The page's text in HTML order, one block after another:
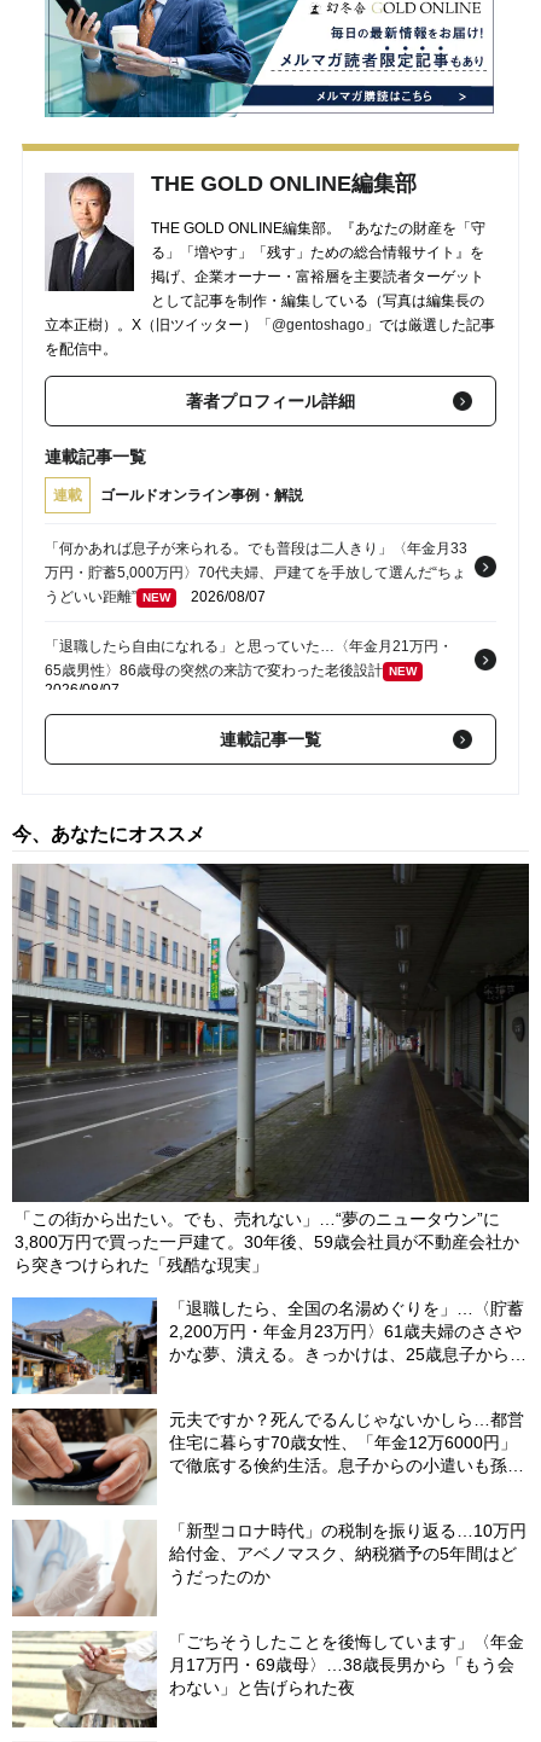
THE GOLD ONLINE編集部
THE GOLD ONLINE編集部。『あなたの財産を「守
る」「増やす」「残す」ための総合情報サイト』を
掲げ、企業オーナー・富裕層を主要読者ターゲット
として記事を制作・編集している（写真は編集長の
立本正樹）。X（旧ツイッター）
「@gentoshago」 では厳選した記事
を配信中。
著者プロフィール詳細
連載記事一覧
連載 ゴールドオンライン事例・解説
「何かあれば息子が来られる。でも普段は二人きり」〈年金月33
万円・貯蓄5,000万円〉70代夫婦、戸建てを手放して選んだ“ちょ
うどいい距離” NEW 2026/08/07
「退職したら自由になれる」と思っていた…〈年金月21万円・
65歳男性〉86歳母の突然の来訪で変わった老後設計 NEW
2026/08/07
「親だからって甘えすぎよ」〈年金月13万円・68歳母〉帰省し
た40歳長男に告げた「もう実家には泊めない」
「お母さん、何これ…？」＜年金18万円＞75歳母の家で、頭が
真っ白になった45歳娘。築45年の実家に「ゴミ屋敷の予兆」
と、渡された“絶望のメモ”
NEW
「もう二度と会えなくていい」…手取り28万円・32歳女性がス
ーツケース片手に実家を飛び出した日。きっかけは66歳母の「背
筋の凍る一言」
NEW 2026/08/07
連載記事一覧
今、あなたにオススメ
「この街から出たい。でも、売れない」…“夢のニュータウン”に
3,800万円で買った一戸建て。30年後、59歳会社員が不動産会社か
ら突きつけられた「残酷な現実」
「退職したら、全国の名湯めぐりを」…〈貯蓄
2,200万円・年金月23万円〉61歳夫婦のささや
かな夢、潰える。きっかけは、25歳息子から届
元夫ですか？死んでるんじゃないかしら…都営
住宅に暮らす70歳女性、「年金12万6000円」
で徹底する倹約生活。息子からの小遣いも孫の
「新型コロナ時代」の税制を振り返る…10万円
給付金、アベノマスク、納税猶予の5年間はど
うだったのか
「ごちそうしたことを後悔しています」〈年金
月17万円・69歳母〉…38歳長男から「もう会
わない」と告げられた夜